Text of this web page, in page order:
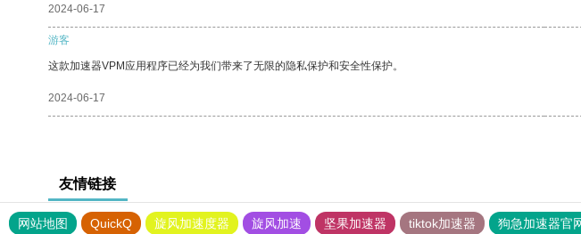
2024-06-17
游客
这款加速器VPM应用程序已经为我们带来了无限的隐私保护和安全性保护。
2024-06-17
友情链接
网站地图 QuickQ 旋风加速度器 旋风加速 坚果加速器 tiktok加速器 狗急加速器官